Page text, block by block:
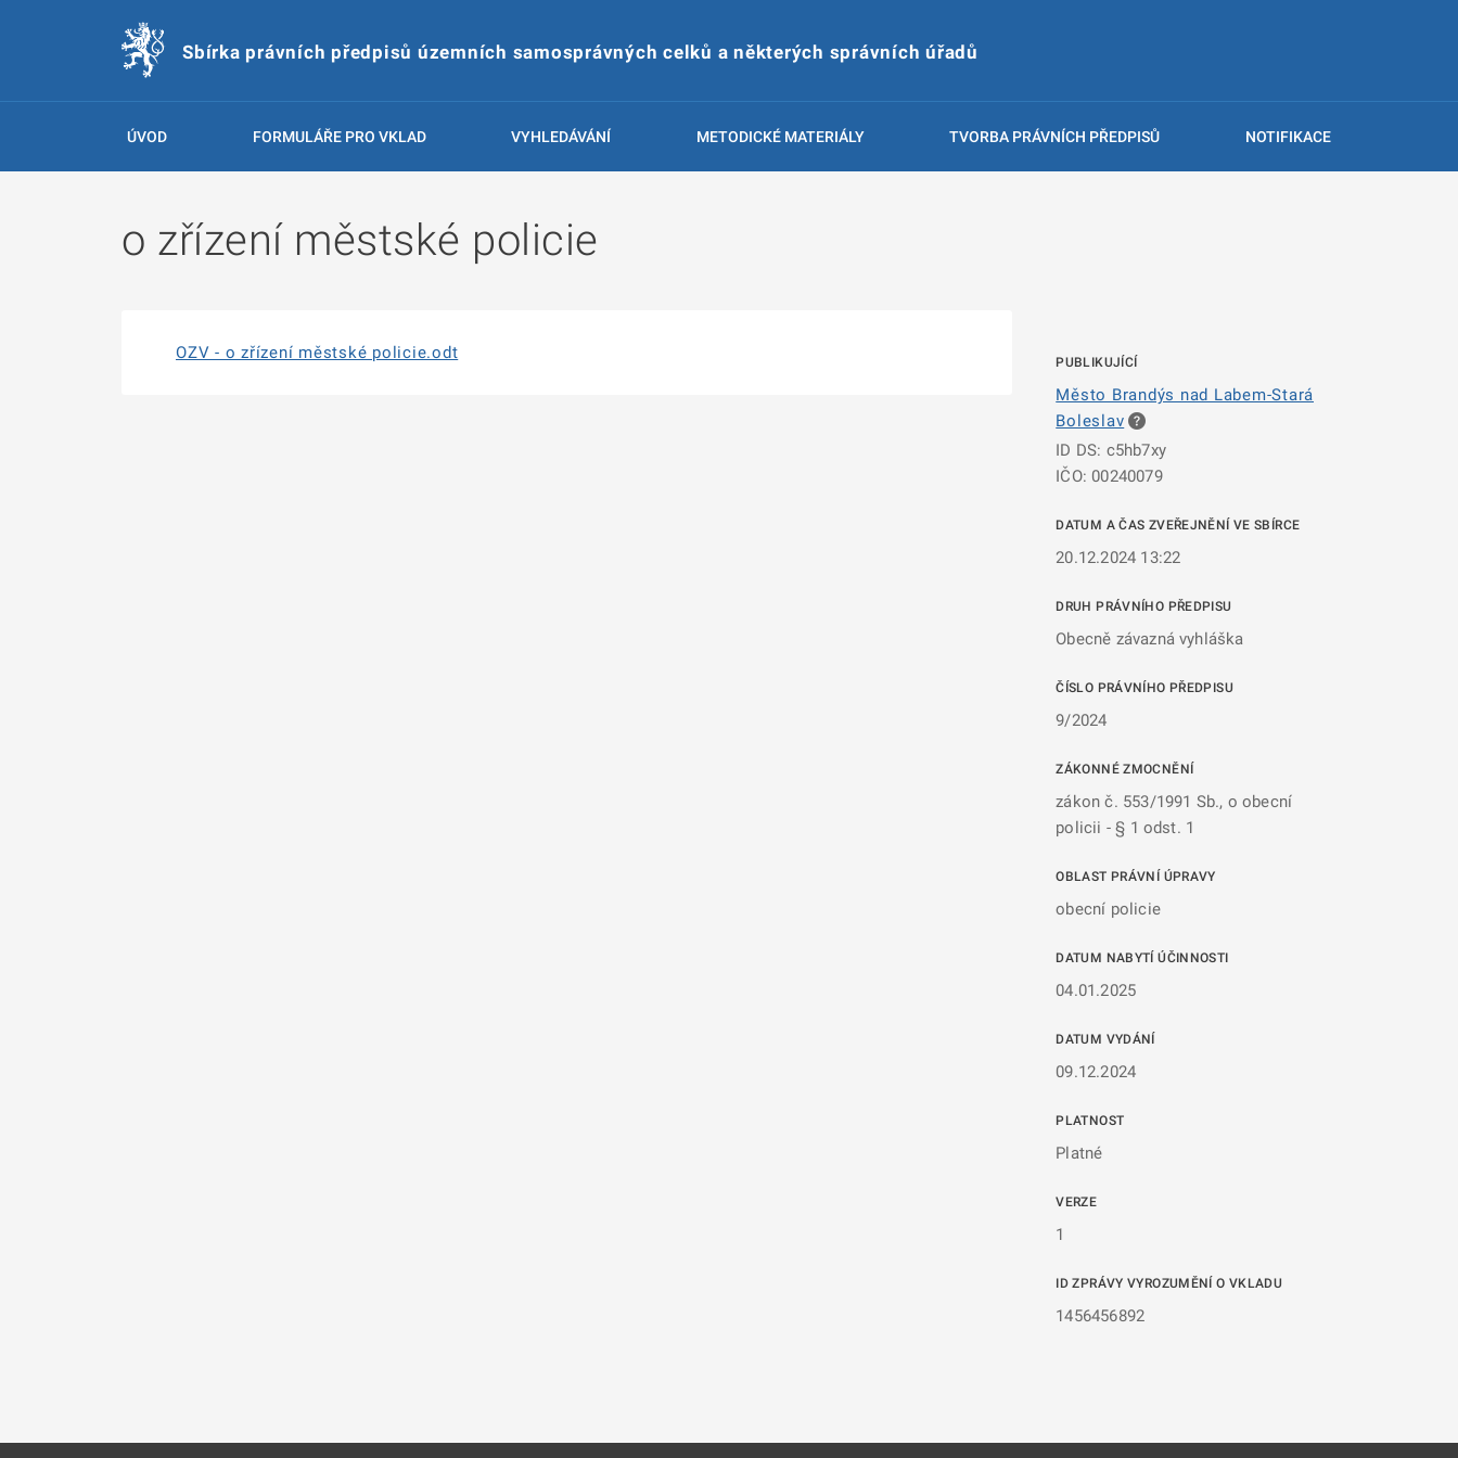
Sbírka právních předpisů územních samosprávných celků a některých správních úřadů
ÚVOD FORMULÁŘE PRO VKLAD VYHLEDÁVÁNÍ METODICKÉ MATERIÁLY TVORBA PRÁVNÍCH PŘEDPISŮ NOTIFIKACE
o zřízení městské policie
PUBLIKUJÍCÍ
Město Brandýs nad Labem-Stará
Boleslav
ID DS: c5hb7xy
IČO: 00240079
DATUM A ČAS ZVEŘEJNĚNÍ VE SBÍRCE
20.12.2024 13:22
DRUH PRÁVNÍHO PŘEDPISU
Obecně závazná vyhláška
ČÍSLO PRÁVNÍHO PŘEDPISU
9/2024
ZÁKONNÉ ZMOCNĚNÍ
zákon č. 553/1991 Sb., o obecní
policii - § 1 odst. 1
OBLAST PRÁVNÍ ÚPRAVY
obecní policie
DATUM NABYTÍ ÚČINNOSTI
04.01.2025
DATUM VYDÁNÍ
09.12.2024
PLATNOST
Platné
VERZE
1
ID ZPRÁVY VYROZUMĚNÍ O VKLADU
1456456892
OZV - o zřízení městské policie.odt